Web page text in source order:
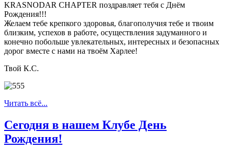
KRASNODAR CHAPTER поздравляет тебя с Днём
Рождения!!!
Желаем тебе крепкого здоровья, благополучия тебе и твоим
близким, успехов в работе, осуществления задуманного и
конечно побольше увлекательных, интересных и безопасных
дорог вместе с нами на твоём Харлее!
Твой К.С.
Читать всё...
Сегодня в нашем Клубе День
Рождения!